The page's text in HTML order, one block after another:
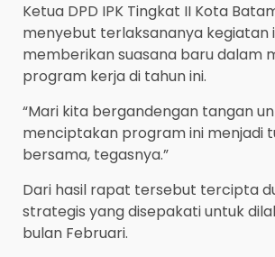
Ketua DPD IPK Tingkat II Kota
menyebut terlaksananya kegiatan
memberikan suasana baru dalam
program kerja di tahun ini.
“Mari kita bergandengan tangan
menciptakan program ini menjadi
bersama, tegasnya.”
Dari hasil rapat tersebut tercipta
strategis yang disepakati untuk
bulan Februari.